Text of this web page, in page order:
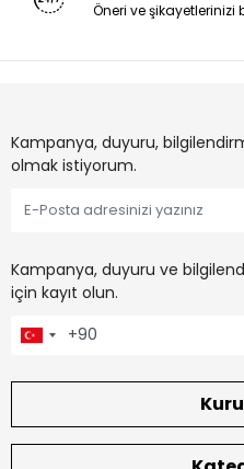
Öneri ve şikayetlerinizi
Kampanya, duyuru,
olmak istiyorum.
Kampanya, duyuru ve
için kayıt olun.